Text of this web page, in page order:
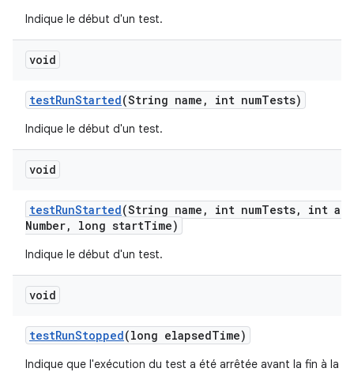
Indique le début d'un test.
void
testRunStarted(String name , int numTests)
Indique le début d'un test.
void
testRunStarted(String name , int numTests,
int
Number, long startTime)
Indique le début d'un test.
void
testRunStopped(long elapsedTime)
Indique que l'exécution du test a été arrêtée avant la fin à la